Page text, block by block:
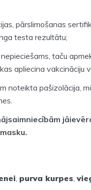
pārslimošanas
testa rezultātu;
taču
apliecina vakcināciju
noteikta pašizolācija,
, purva kurpes,